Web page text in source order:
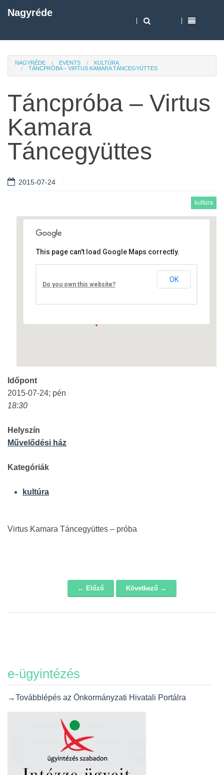
Nagyréde
NAGYRÉDE EVENTS
KULTÚRA
TÁNCPRÓBA – VIRTUS KAMARA TÁNCEGYÜTTES
Táncpróba – Virtus
Kamara
Táncegyüttes
2015-07-24
kultúra
Művelődési ház
Fő út 8 - Nagyréde
This page can't load Google Maps correctly.
Do you own this website?
OK
Időpont
2015-07-24; pén
18:30
Helyszín
Művelődési ház
Kategóriák
kultúra
Virtus Kamara Táncegyüttes – próba
← Előző Következő →
e-ügyintézés
→Továbblépés az Önkormányzati Hivatali Portálra